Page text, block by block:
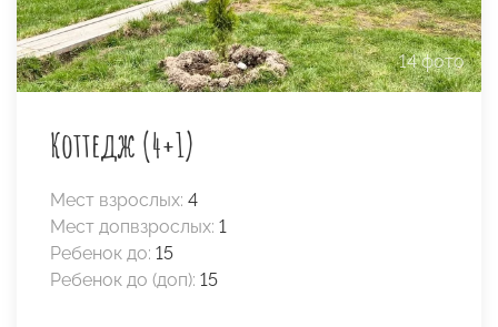
14 фото
Коттедж (4+1)
Мест взрослых: 4
Мест допвзрослых: 1
Ребенок до: 15
Ребенок до (доп): 15